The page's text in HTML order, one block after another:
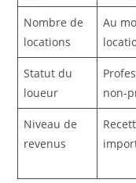
Nombre de
locations
Au
Statut du
loueur
non-
Niveau de
revenus